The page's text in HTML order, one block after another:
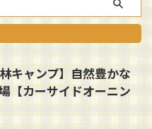
キャンプ】自然豊かな
【カーサイドオーニン